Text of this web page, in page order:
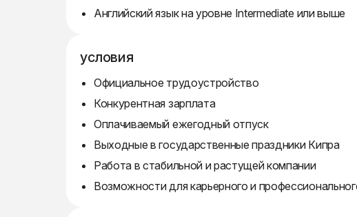
Английский язык на уровне Intermediate или выше
условия
Официальное трудоустройство
Конкурентная зарплата
Оплачиваемый ежегодный отпуск
Выходные в государственные праздники Кипра
Работа в стабильной и растущей компании
Возможности для карьерного и